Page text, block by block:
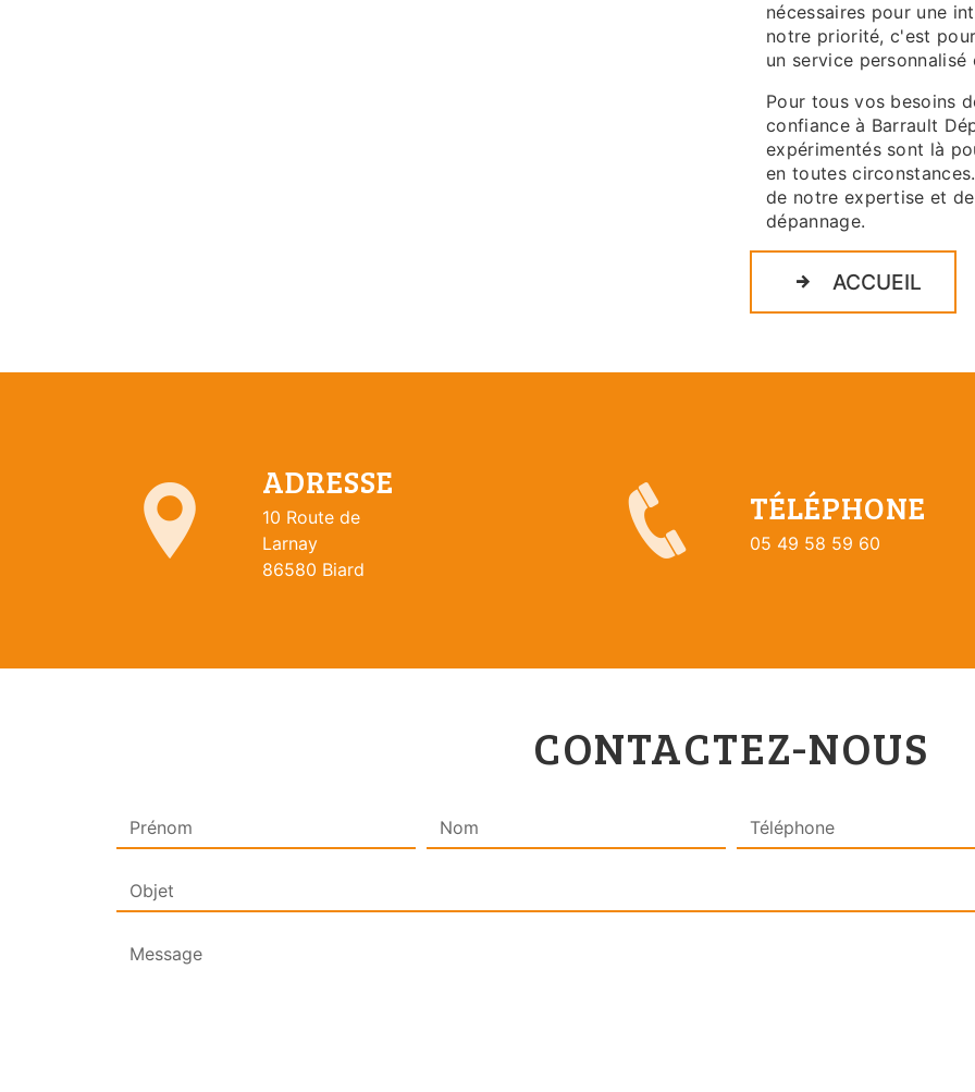
nécessaires pour une
notre priorité, c'est
un service personnalisé
Pour tous vos besoins
confiance à Barrault
expérimentés sont là
en toutes
de notre expertise et
dépannage.
ACCUEIL
ADRESSE
10 Route de
Larnay
86580 Biard
TÉLÉPHONE
05 49 58 59 60
CONTACTEZ-NOUS